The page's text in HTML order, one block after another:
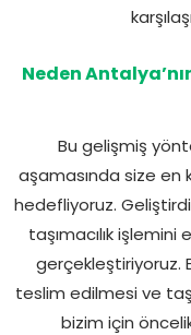
Neden
Bu gelişmiş
aşamasında size en
hedefliyoruz.
taşımacılık
gerçekleştiriyoruz.
teslim edilmesi ve
bizim için